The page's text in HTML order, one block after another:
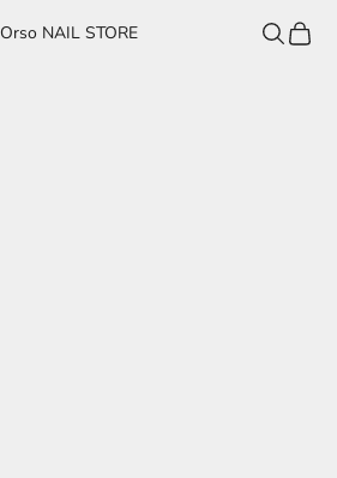
Orso NAIL STORE
検索カート